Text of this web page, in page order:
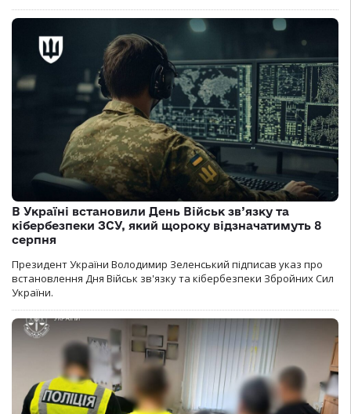
В Україні встановили День Військ зв’язку та
кібербезпеки ЗСУ, який щороку відзначатимуть 8
серпня
Президент України Володимир Зеленський підписав указ про
встановлення Дня Військ зв'язку та кібербезпеки Збройних Сил
України.